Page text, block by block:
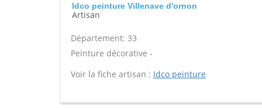
Idco peinture Villenave d'ornon
Artisan
Département: 33
Peinture décorative -
Voir la fiche artisan : Idco peinture